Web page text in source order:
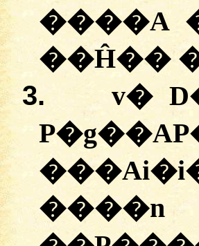
����A
��Ĥ��
3.
v�